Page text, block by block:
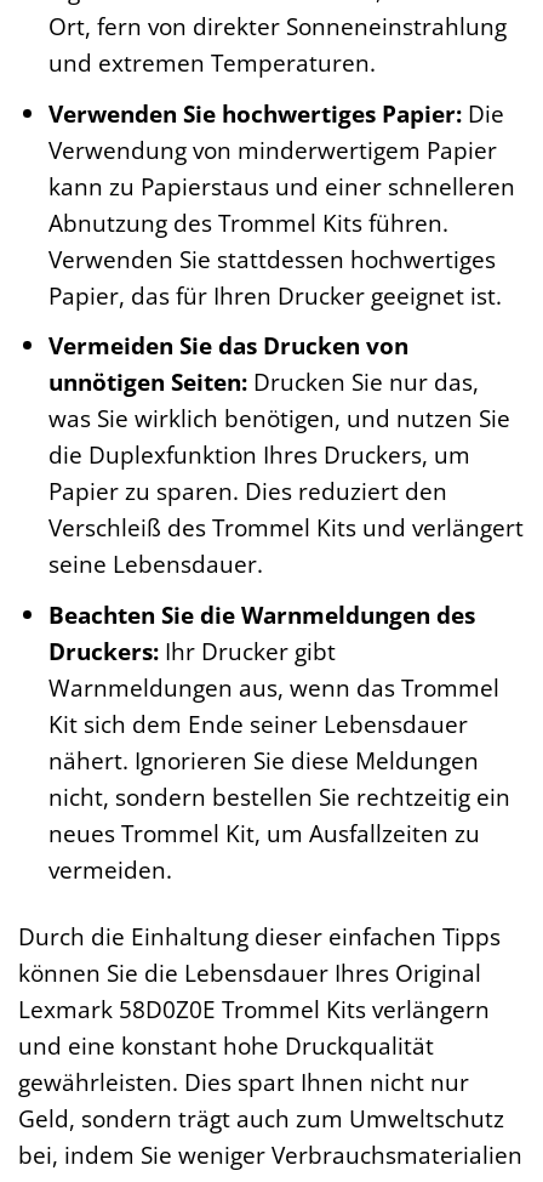
Ort, fern von direkter Sonneneinstrahlung
und extremen Temperaturen.
Verwenden Sie hochwertiges Papier:Die
Verwendung von minderwertigem Papier
kann zu Papierstaus und einer schnelleren
Abnutzung des Trommel Kits führen.
Verwenden Sie stattdessen hochwertiges
Papier, das für Ihren Drucker geeignet ist.
Vermeiden Sie das Drucken von
unnötigen Seiten:Drucken Sie nur das,
was Sie wirklich benötigen, und nutzen Sie
die Duplexfunktion Ihres Druckers, um
Papier zu sparen. Dies reduziert den
Verschleiß des Trommel Kits und verlängert
seine Lebensdauer.
Beachten Sie die Warnmeldungen des
Druckers:Ihr Drucker gibt
Warnmeldungen aus, wenn das Trommel
Kit sich dem Ende seiner Lebensdauer
nähert. Ignorieren Sie diese Meldungen
nicht, sondern bestellen Sie rechtzeitig ein
neues Trommel Kit, um Ausfallzeiten zu
vermeiden.
Durch die Einhaltung dieser einfachen Tipps
können Sie die Lebensdauer Ihres Original
Lexmark 58D0Z0E Trommel Kits verlängern
und eine konstant hohe Druckqualität
gewährleisten. Dies spart Ihnen nicht nur
Geld, sondern trägt auch zum Umweltschutz
bei, indem Sie weniger Verbrauchsmaterialien